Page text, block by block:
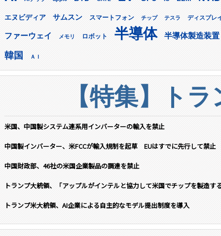
エヌビディア サムスン スマートフォン チップ テスラ ディスプレ
ファーウェイ メモリ ロボット 半導体 半導体製造装置
韓国 ＡＩ
【特集】ト
米国、中国製システム連系用インバーターの輸入を禁止
中国製インバーター、米FCCが輸入規制を起草 EUはすでに先行して禁止
中国財政部、46社の米国企業製品の調達を禁止
トランプ大統領、「アップルがインテルと協力して米国でチップを製造す
トランプ米大統領、AI企業による自主的なモデル提出制度を導入